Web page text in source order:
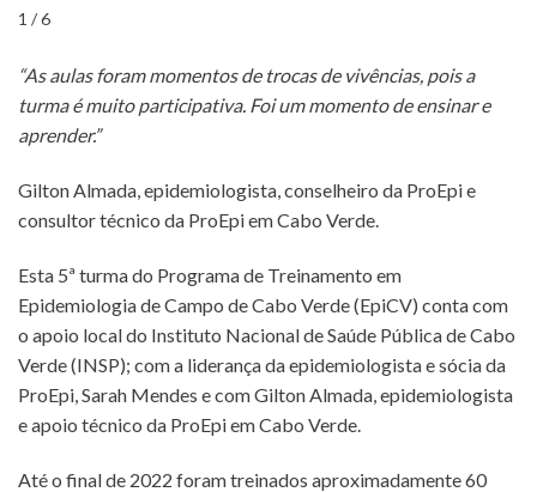
1 / 6
“As aulas foram momentos de trocas de vivências, pois a
turma é muito participativa. Foi um momento de ensinar e
aprender.”
Gilton Almada, epidemiologista, conselheiro da ProEpi e
consultor técnico da ProEpi em Cabo Verde.
Esta 5ª turma do Programa de Treinamento em
Epidemiologia de Campo de Cabo Verde (EpiCV) conta com
o apoio local do Instituto Nacional de Saúde Pública de Cabo
Verde (INSP); com a liderança da epidemiologista e sócia da
ProEpi, Sarah Mendes e com Gilton Almada, epidemiologista
e apoio técnico da ProEpi em Cabo Verde.
Até o final de 2022 foram treinados aproximadamente 60